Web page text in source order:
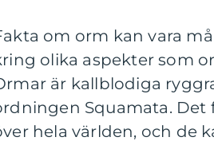
om orm kan vara
olika aspekter som
är kallblodiga
Squamata. Det
hela världen, och de